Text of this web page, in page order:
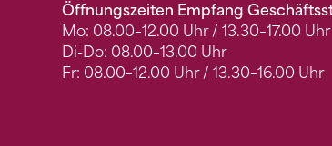
Öffnungszeiten Empfang
Mo: 08.00–12.00 Uhr / 13.30–17.00 Uhr
Di-Do: 08.00–13.00 Uhr
Fr: 08.00–12.00 Uhr / 13.30–16.00 Uhr